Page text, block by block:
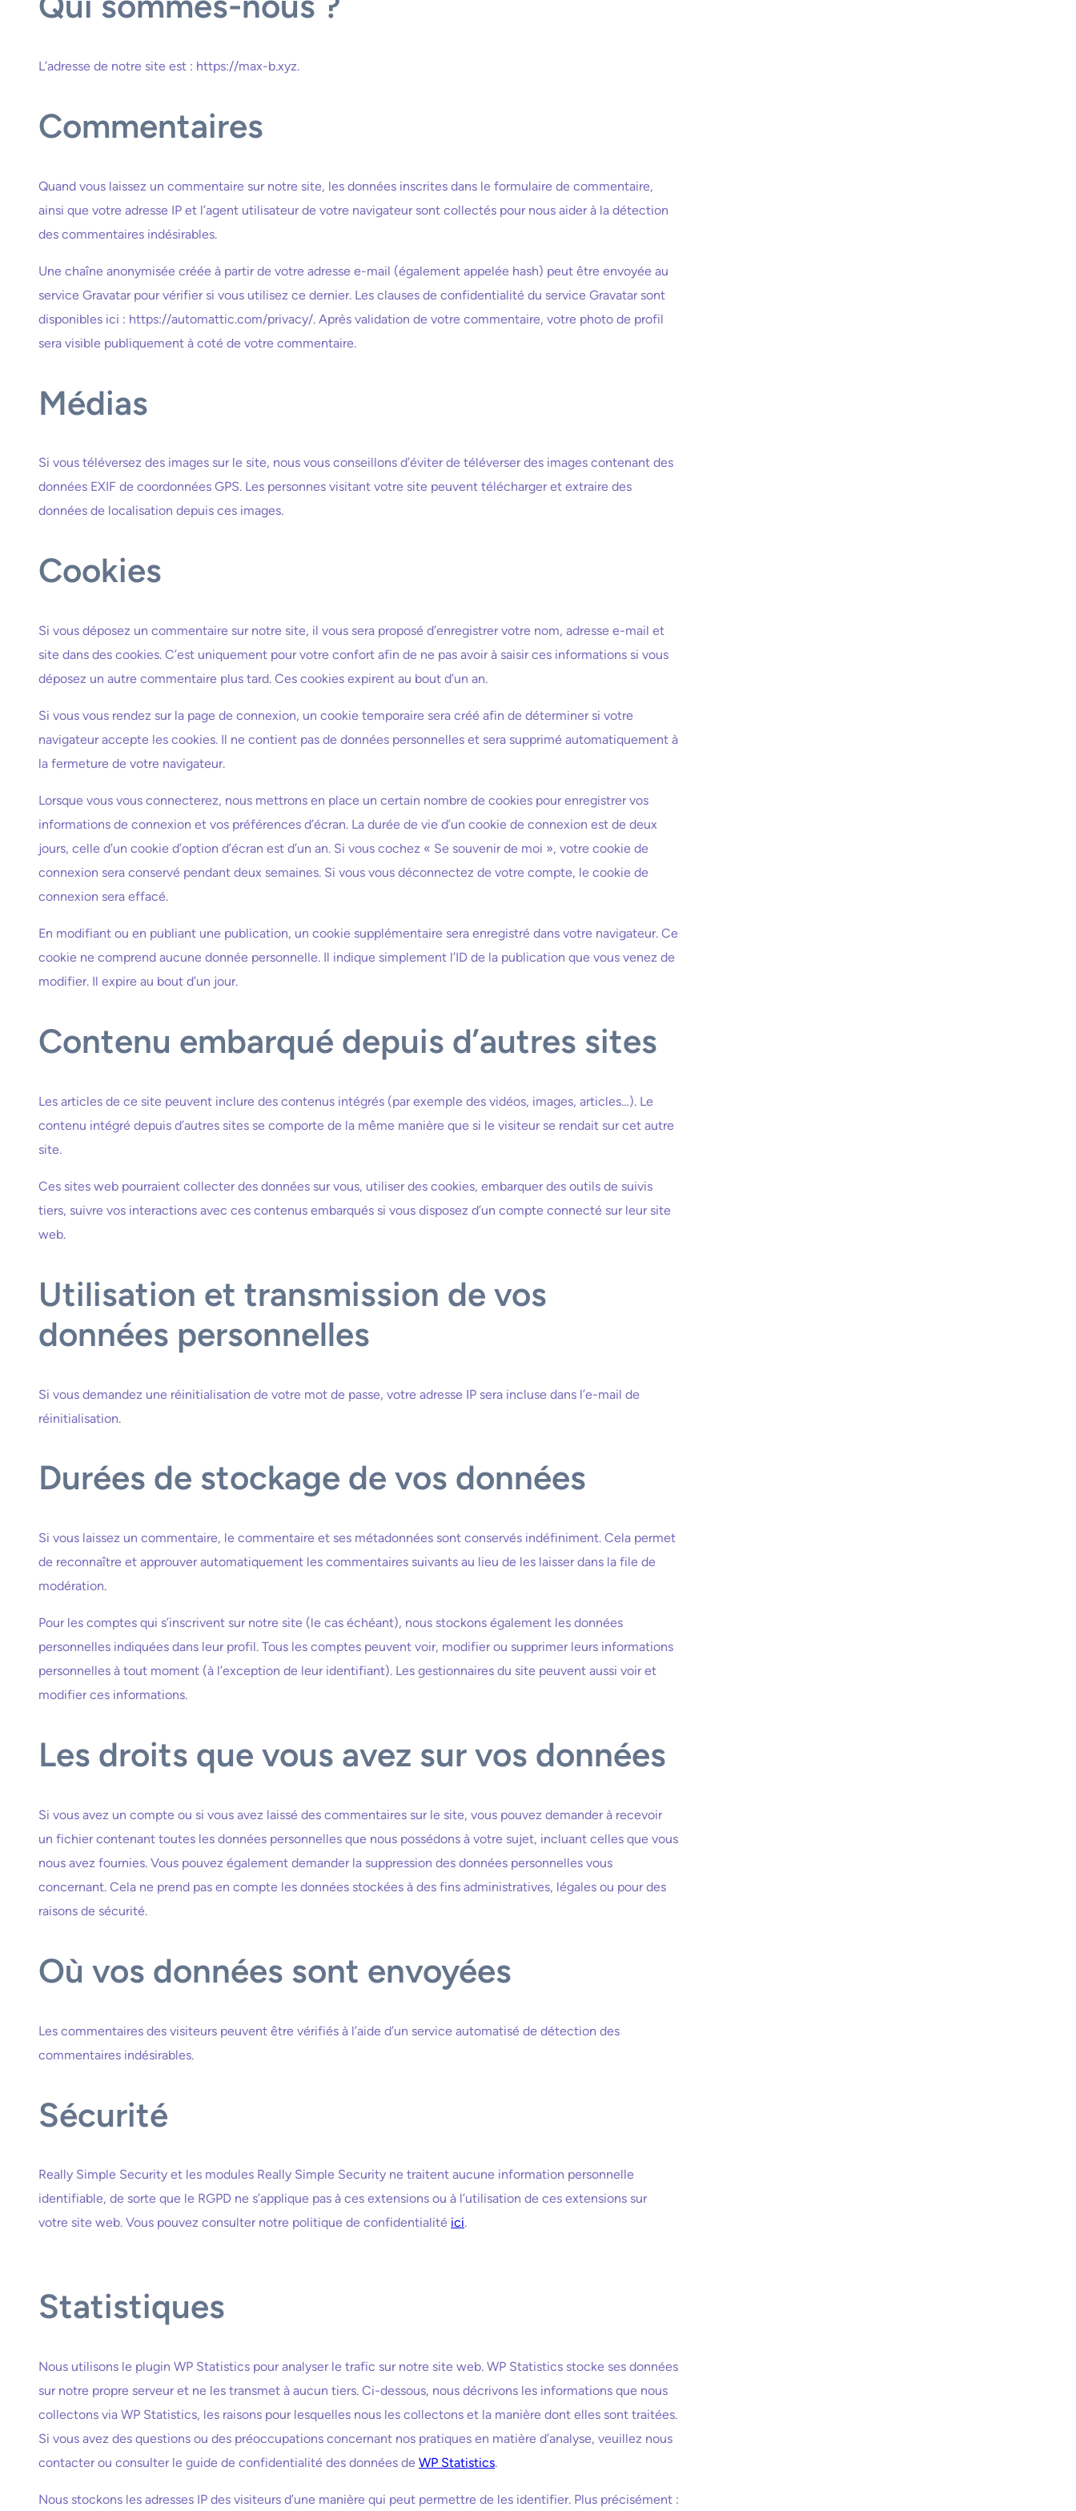
L’adresse de notre site est : https://max-b.xyz.
Commentaires
Quand vous laissez un commentaire sur notre site, les données inscrites dans le formulaire de commentaire,
ainsi que votre adresse IP et l’agent utilisateur de votre navigateur sont collectés pour nous aider à la détection
des commentaires indésirables.
Une chaîne anonymisée créée à partir de votre adresse e-mail (également appelée hash) peut être envoyée au
service Gravatar pour vérifier si vous utilisez ce dernier. Les clauses de confidentialité du service Gravatar sont
disponibles ici : https://automattic.com/privacy/. Après validation de votre commentaire, votre photo de profil
sera visible publiquement à coté de votre commentaire.
Médias
Si vous téléversez des images sur le site, nous vous conseillons d’éviter de téléverser des images contenant des
données EXIF de coordonnées GPS. Les personnes visitant votre site peuvent télécharger et extraire des
données de localisation depuis ces images.
Cookies
Si vous déposez un commentaire sur notre site, il vous sera proposé d’enregistrer votre nom, adresse e-mail et
site dans des cookies. C’est uniquement pour votre confort afin de ne pas avoir à saisir ces informations si vous
déposez un autre commentaire plus tard. Ces cookies expirent au bout d’un an.
Si vous vous rendez sur la page de connexion, un cookie temporaire sera créé afin de déterminer si votre
navigateur accepte les cookies. Il ne contient pas de données personnelles et sera supprimé automatiquement à
la fermeture de votre navigateur.
Lorsque vous vous connecterez, nous mettrons en place un certain nombre de cookies pour enregistrer vos
informations de connexion et vos préférences d’écran. La durée de vie d’un cookie de connexion est de deux
jours, celle d’un cookie d’option d’écran est d’un an. Si vous cochez « Se souvenir de moi », votre cookie de
connexion sera conservé pendant deux semaines. Si vous vous déconnectez de votre compte, le cookie de
connexion sera effacé.
En modifiant ou en publiant une publication, un cookie supplémentaire sera enregistré dans votre navigateur. Ce
cookie ne comprend aucune donnée personnelle. Il indique simplement l’ID de la publication que vous venez de
modifier. Il expire au bout d’un jour.
Contenu embarqué depuis d’autres sites
Les articles de ce site peuvent inclure des contenus intégrés (par exemple des vidéos, images, articles…). Le
contenu intégré depuis d’autres sites se comporte de la même manière que si le visiteur se rendait sur cet autre
site.
Ces sites web pourraient collecter des données sur vous, utiliser des cookies, embarquer des outils de suivis
tiers, suivre vos interactions avec ces contenus embarqués si vous disposez d’un compte connecté sur leur site
web.
Utilisation et transmission de vos
données personnelles
Si vous demandez une réinitialisation de votre mot de passe, votre adresse IP sera incluse dans l’e-mail de
réinitialisation.
Durées de stockage de vos données
Si vous laissez un commentaire, le commentaire et ses métadonnées sont conservés indéfiniment. Cela permet
de reconnaître et approuver automatiquement les commentaires suivants au lieu de les laisser dans la file de
modération.
Pour les comptes qui s’inscrivent sur notre site (le cas échéant), nous stockons également les données
personnelles indiquées dans leur profil. Tous les comptes peuvent voir, modifier ou supprimer leurs informations
personnelles à tout moment (à l’exception de leur identifiant). Les gestionnaires du site peuvent aussi voir et
modifier ces informations.
Les droits que vous avez sur vos données
Si vous avez un compte ou si vous avez laissé des commentaires sur le site, vous pouvez demander à recevoir
un fichier contenant toutes les données personnelles que nous possédons à votre sujet, incluant celles que vous
nous avez fournies. Vous pouvez également demander la suppression des données personnelles vous
concernant. Cela ne prend pas en compte les données stockées à des fins administratives, légales ou pour des
raisons de sécurité.
Où vos données sont envoyées
Les commentaires des visiteurs peuvent être vérifiés à l’aide d’un service automatisé de détection des
commentaires indésirables.
Sécurité
Really Simple Security et les modules Really Simple Security ne traitent aucune information personnelle
identifiable, de sorte que le RGPD ne s’applique pas à ces extensions ou à l’utilisation de ces extensions sur
votre site web. Vous pouvez consulter notre politique de confidentialité ici.
Statistiques
Nous utilisons le plugin WP Statistics pour analyser le trafic sur notre site web. WP Statistics stocke ses données
sur notre propre serveur et ne les transmet à aucun tiers. Ci-dessous, nous décrivons les informations que nous
collectons via WP Statistics, les raisons pour lesquelles nous les collectons et la manière dont elles sont traitées.
Si vous avez des questions ou des préoccupations concernant nos pratiques en matière d’analyse, veuillez nous
contacter ou consulter le guide de confidentialité des données de WP Statistics.
Nous stockons les adresses IP des visiteurs d’une manière qui peut permettre de les identifier. Plus précisément :